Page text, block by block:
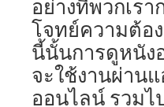
อย่างที่พวกเร
โจทย์ความต้อ
นี้นั้นการดูหนัง
จะใช้งานผ่านแ
ออนไลน์ รวม